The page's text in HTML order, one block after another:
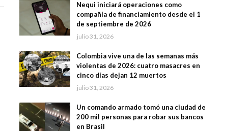
Nequi iniciará operaciones como
compañía de financiamiento desde el 1
de septiembre de 2026
julio 31, 2026
Colombia vive una de las semanas más
violentas de 2026: cuatro masacres en
cinco días dejan 12 muertos
julio 31, 2026
Un comando armado tomó una ciudad de
200 mil personas para robar sus bancos
en Brasil